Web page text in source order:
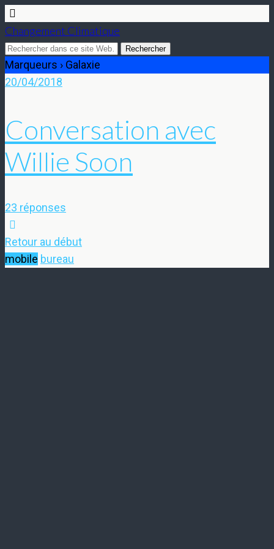
Changement Climatique
Marqueurs › Galaxie
20/04/2018
Conversation avec
Willie Soon
23 réponses
Retour au début
mobile bureau